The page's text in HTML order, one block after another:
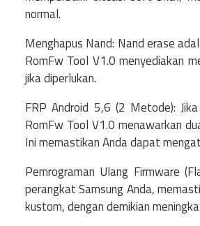
normal.
Menghapus Nand: Nand erase
RomFw Tool V1.0 menyediakan
jika diperlukan.
FRP Android 5,6 (2 Metode):
RomFw Tool V1.0 menawarkan
Ini memastikan Anda dapat
Pemrograman Ulang Firmware
perangkat Samsung Anda,
kustom, dengan demikian